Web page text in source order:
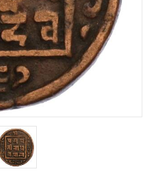
(с 1999 года)
СССР и России
(Unusual)